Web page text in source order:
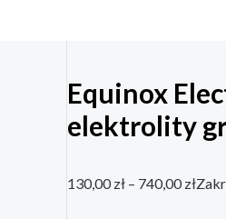
Equinox
elektrolity
130,00zł – 740,00zł